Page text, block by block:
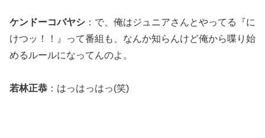
ケンドーコバヤシ ：で、俺はジュニアさんとやってる『に
けつッ！！』って番組も、なんか知らんけど俺から喋り始
めるルールになってんのよ。
若林正恭 ：はっはっはっ(笑)